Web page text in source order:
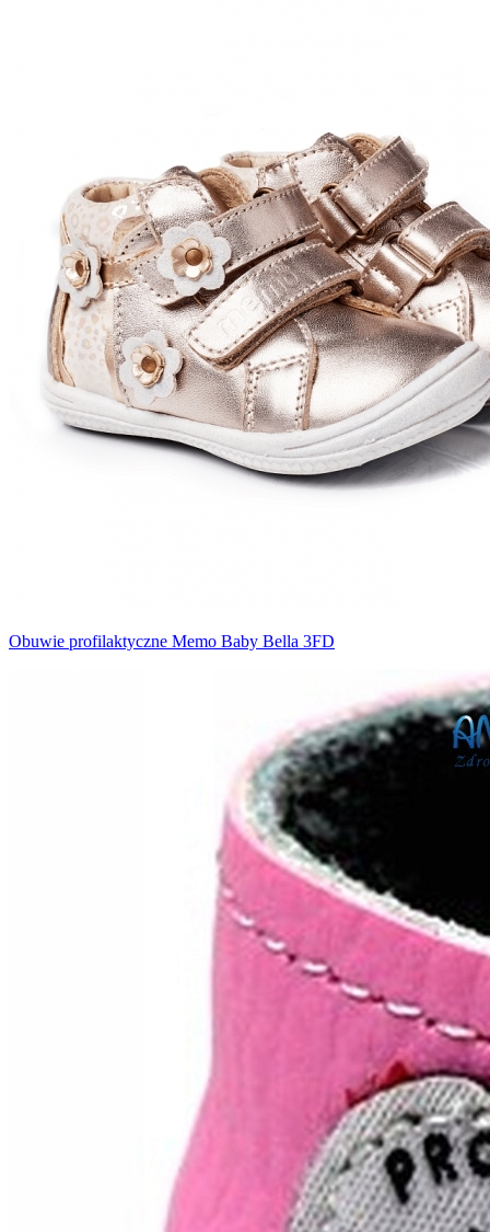
Obuwie profilaktyczne Memo Baby Bella 3FD